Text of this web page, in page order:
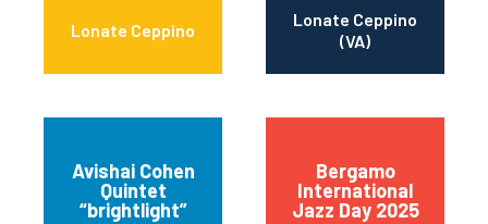
Lonate Ceppino
Lonate Ceppino
(VA)
Avishai Cohen
Quintet
“brightlight”
Bergamo
International
Jazz Day 2025